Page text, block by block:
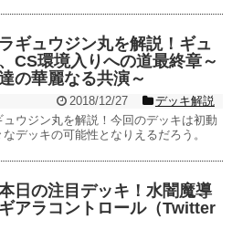
ギュウジン丸を解説！ギュ
CS環境入りへの道最終章～
の華麗なる共演～
2018/12/27
デッキ解説
ウジン丸を解説！今回のデッキは初動
デッキの可能性となりえるだろう。
本日の注目デッキ！水闇魔導
アラコントロール（Twitter